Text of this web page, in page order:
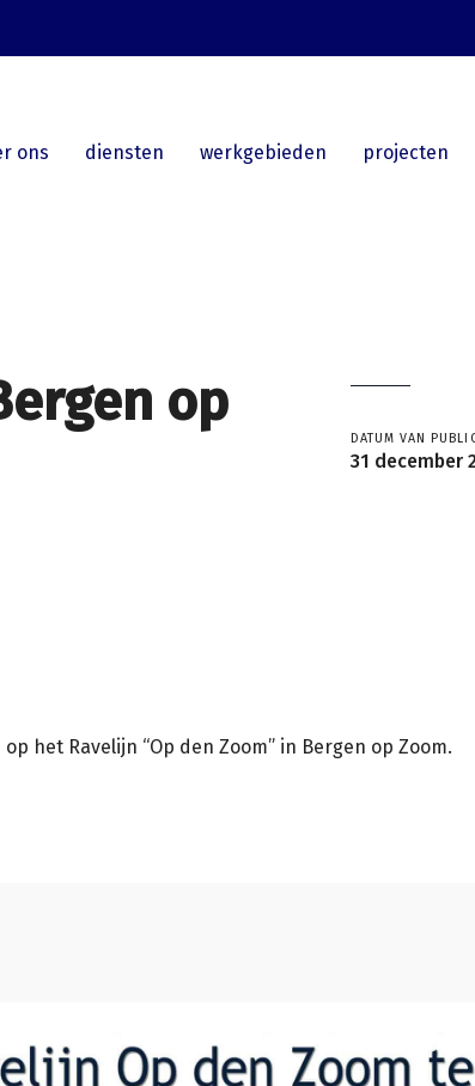
ons diensten werkgebieden projecten
op
DATUM VAN
31 december
het Ravelijn “Op den Zoom” in Bergen op Zoom.